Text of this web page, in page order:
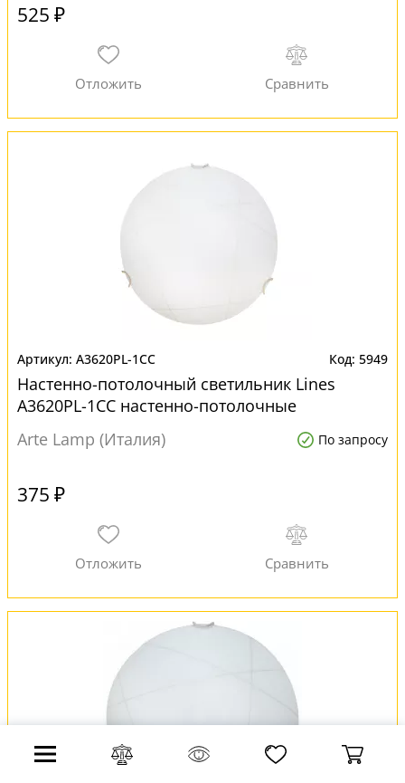
525 ₽
A3620PL-1CC 5949
Настенно-потолочный светильник Lines
A3620PL-1CC настенно-потолочные
Arte Lamp (Италия)
По запросу
375 ₽